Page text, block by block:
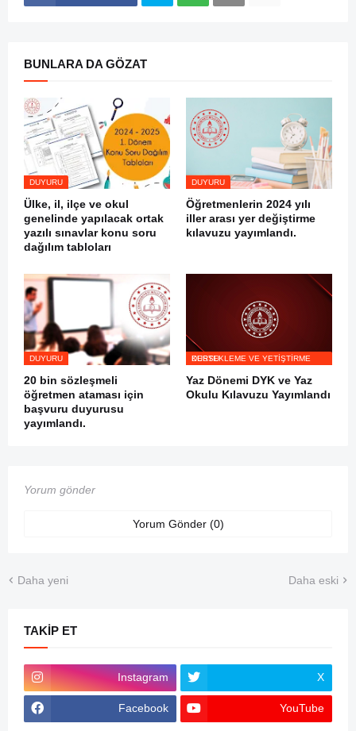
BUNLARA DA GÖZAT
DUYURU
Ülke, il, ilçe ve okul
genelinde yapılacak ortak
yazılı sınavlar konu soru
dağılım tabloları
DUYURU
Öğretmenlerin 2024 yılı
iller arası yer değiştirme
kılavuzu yayımlandı.
DUYURU
20 bin sözleşmeli
öğretmen ataması için
başvuru duyurusu
yayımlandı.
DESTEKLEME VE YETIŞTIRME KURSU
Yaz Dönemi DYK ve Yaz
Okulu Kılavuzu Yayımlandı
Yorum gönder
Yorum Gönder (0)
Daha yeni Daha eski
TAKIP ET
Instagram X
Facebook YouTube